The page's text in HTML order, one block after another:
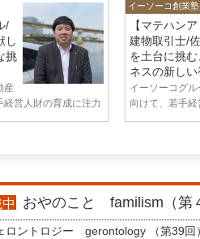
/
し
挑
産
経営人財の育成に注力
イーソーコ創業塾
【マテハン
建物取引士/
を土台に挑
ネスの新し
イーソーコグ
向けて、若手
おやのこと familism（第
ロントロジー gerontology （第39回